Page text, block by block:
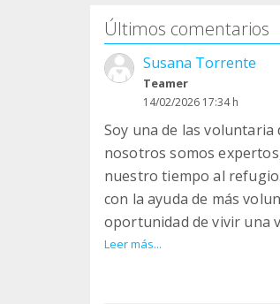
Últimos comentarios
Susana Torrente
Teamer
14/02/2026 17:34 h
Soy una de las
nosotros somos
nuestro tiempo al
con la ayuda de más
oportunidad de vivir una
pero verdaderamente
Leer más...